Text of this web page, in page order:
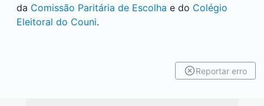
da Comissão Paritária de Escolha e do Colégio
Eleitoral do Couni.
Reportar erro